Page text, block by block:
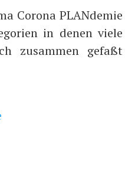
Corona PLANdemie
in denen viele
zusammen gefaßt